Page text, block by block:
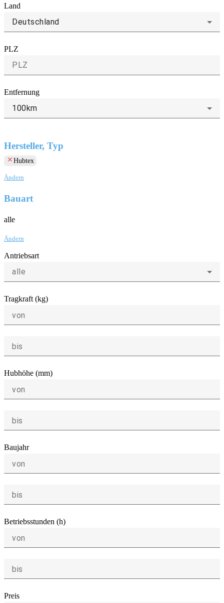
Land
Deutschland
PLZ
Entfernung
100km
Hersteller, Typ
clear Hubtex
Ändern
Bauart
alle
Ändern
Antriebsart
alle
Tragkraft (kg)
von
bis
Hubhöhe (mm)
von
bis
Baujahr
von
bis
Betriebsstunden (h)
von
bis
Preis